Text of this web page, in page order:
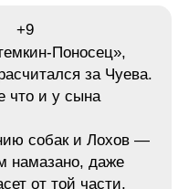
+9
Поносец»,
за Чуева.
что и у сына
собак и Лохов —
намазано, даже
от той части,